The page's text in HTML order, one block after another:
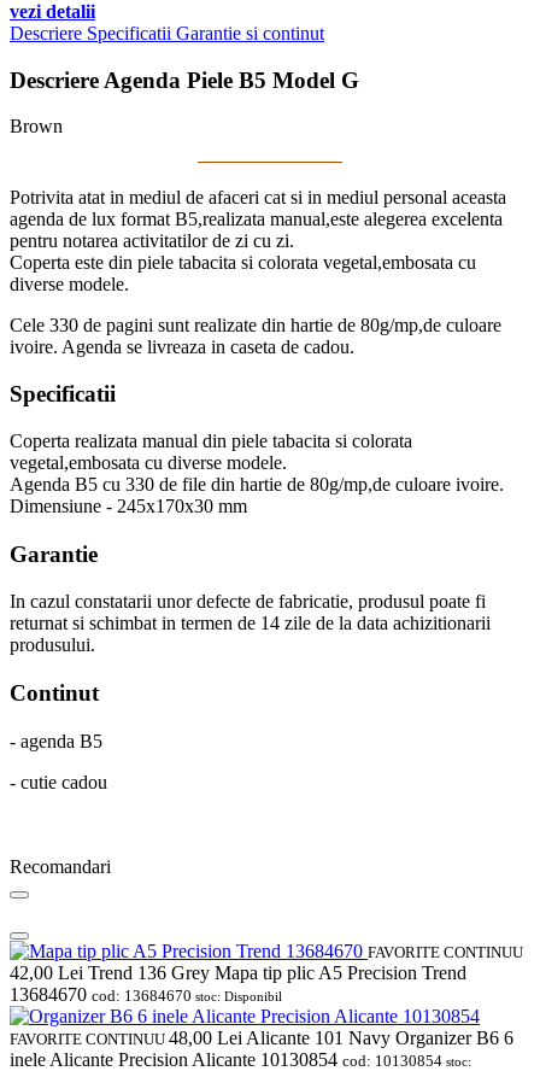
vezi detalii
Descriere Specificatii Garantie si continut
Descriere Agenda Piele B5 Model G
Brown
Potrivita atat in mediul de afaceri cat si in mediul personal aceasta
agenda de lux format B5,realizata manual,este alegerea excelenta
pentru notarea activitatilor de zi cu zi.
Coperta este din piele tabacita si colorata vegetal,embosata cu
diverse modele.
Cele 330 de pagini sunt realizate din hartie de 80g/mp,de culoare
ivoire. Agenda se livreaza in caseta de cadou.
Specificatii
Coperta realizata manual din piele tabacita si colorata
vegetal,embosata cu diverse modele.
Agenda B5 cu 330 de file din hartie de 80g/mp,de culoare ivoire.
Dimensiune - 245x170x30 mm
Garantie
In cazul constatarii unor defecte de fabricatie, produsul poate fi
returnat si schimbat in termen de 14 zile de la data achizitionarii
produsului.
Continut
- agenda B5
- cutie cadou
Recomandari
FAVORITE CONTINUU
42,00 Lei Trend 136 Grey Mapa tip plic A5 Precision Trend
13684670 cod: 13684670 stoc: Disponibil
FAVORITE CONTINUU 48,00 Lei Alicante 101 Navy Organizer B6 6
inele Alicante Precision Alicante 10130854 cod: 10130854 stoc: